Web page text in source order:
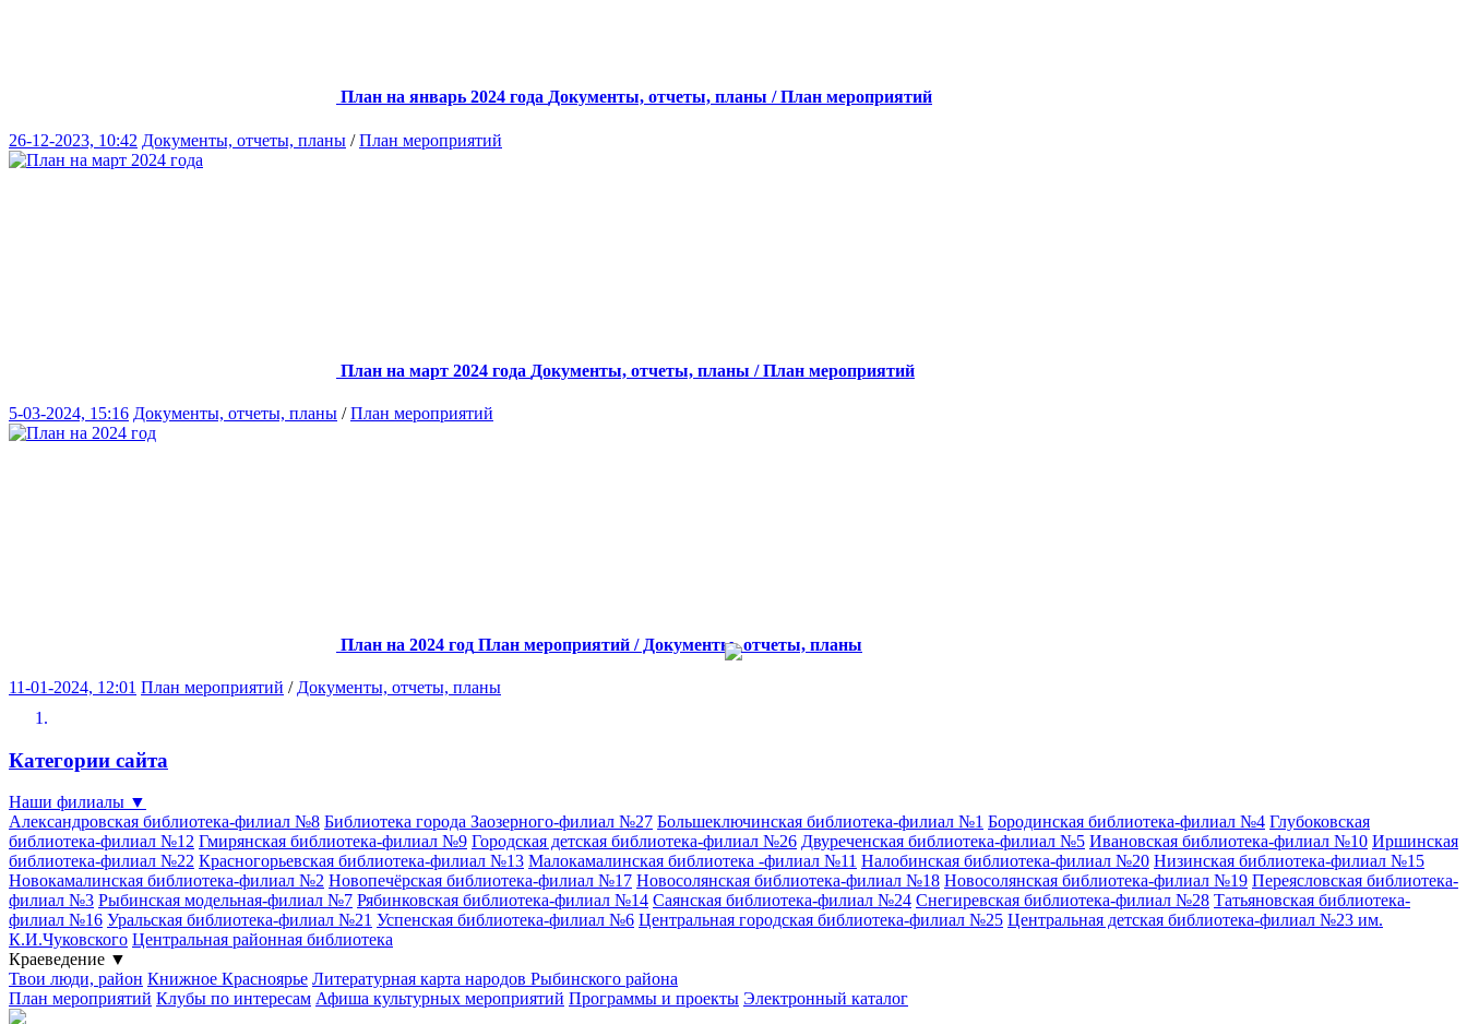
План на январь 2024 года Документы, отчеты, планы / План мероприятий
26-12-2023, 10:42 Документы, отчеты, планы /План мероприятий
План на март 2024 года Документы, отчеты, планы / План мероприятий
5-03-2024, 15:16 Документы, отчеты, планы /План мероприятий
План на 2024 год План мероприятий / Документы, отчеты, планы
11-01-2024, 12:01 План мероприятий / Документы, отчеты, планы
Категории сайта
Наши филиалы ▼
Александровская библиотека-филиал №8 Библиотека города Заозерного-филиал №27 Большеключинская библиотека-филиал №1 Бородинская библиотека-филиал №4 Глубоковская
библиотека-филиал №12 Гмирянская библиотека-филиал №9 Городская детская библиотека-филиал №26 Двуреченская библиотека-филиал №5 Ивановская библиотека-филиал №10 Иршинская
библиотека-филиал №22 Красногорьевская библиотека-филиал №13 Малокамалинская библиотека -филиал №11 Налобинская библиотека-филиал №20 Низинская библиотека-филиал №15
Новокамалинская библиотека-филиал №2 Новопечёрская библиотека-филиал №17 Новосолянская библиотека-филиал №18 Новосолянская библиотека-филиал №19 Переясловская библиотека-
филиал №3 Рыбинская модельная-филиал №7 Рябинковская библиотека-филиал №14 Саянская библиотека-филиал №24 Снегиревская библиотека-филиал №28 Татьяновская библиотека-
филиал №16 Уральская библиотека-филиал №21 Успенская библиотека-филиал №6 Центральная городская библиотека-филиал №25 Центральная детская библиотека-филиал №23 им.
К.И.Чуковского Центральная районная библиотека
Краеведение ▼
Твои люди, район Книжное Красноярье Литературная карта народов Рыбинского района
План мероприятий Клубы по интересам Афиша культурных мероприятий Программы и проекты Электронный каталог